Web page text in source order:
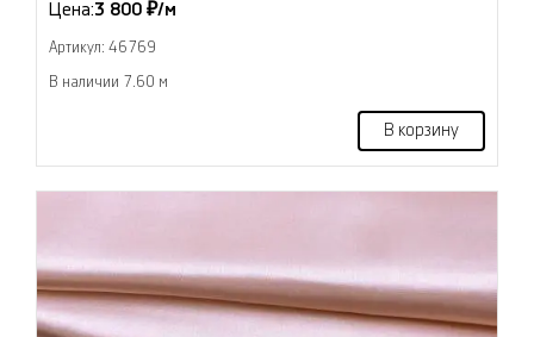
Цена:3 800 ₽/м
Артикул: 46769
В наличии 7.60 м
В корзину